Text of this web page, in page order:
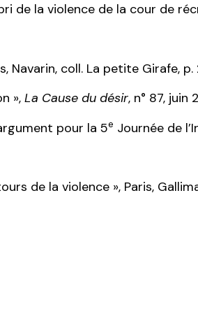
de la violence de la cour de
Navarin, coll. La petite Girafe, p.
», La Cause du désir, n° 87, juin
pour la 5e Journée de
de la violence », Paris,